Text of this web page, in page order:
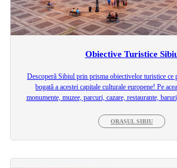
Obiective Turistice
Descoperă Sibiul prin prisma obiectivelor turistice ce
bogată a acestei capitale culturale europene! Pe
monumente, muzee, parcuri, cazare, restaurante,
ORAȘUL SIBIU